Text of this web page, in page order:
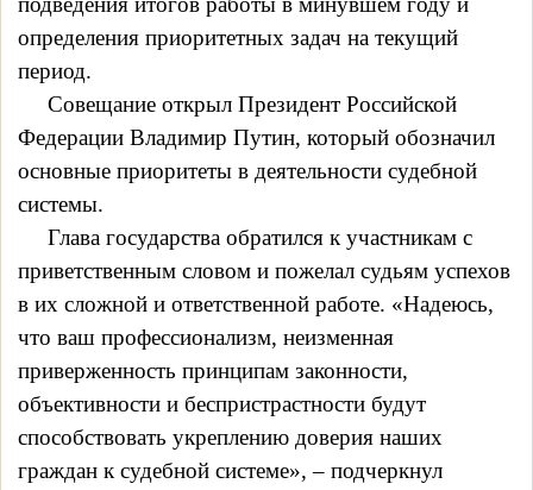
определения приоритетных задач на текущий
период.
Совещание открыл Президент Российской
Федерации Владимир Путин, который обозначил
основные приоритеты в деятельности судебной
системы.
Глава государства обратился к участникам с
приветственным словом и пожелал судьям успехов
в их сложной и ответственной работе. «Надеюсь,
что ваш профессионализм, неизменная
приверженность принципам законности,
объективности и беспристрастности будут
способствовать укреплению доверия наших
граждан к судебной системе», – подчеркнул